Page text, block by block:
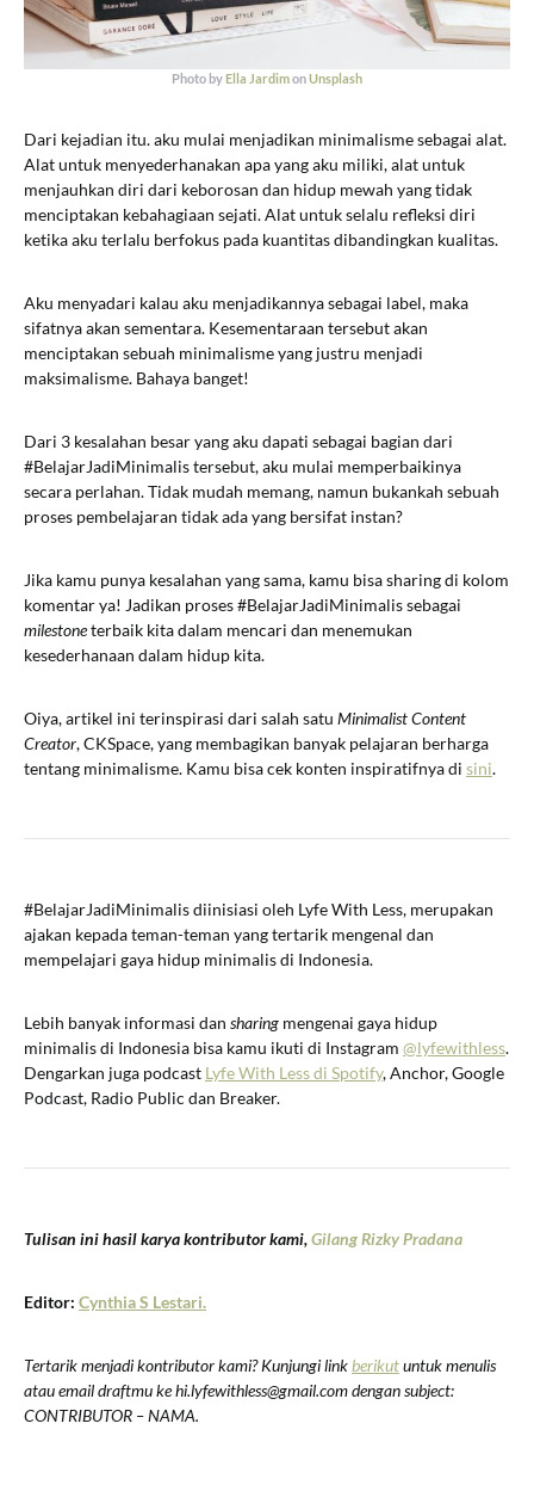
Photo byElla JardimonUnsplash
Dari kejadian itu. aku mulai menjadikan minimalisme sebagai alat.
Alat untuk menyederhanakan apa yang aku miliki, alat untuk
menjauhkan diri dari keborosan dan hidup mewah yang tidak
menciptakan kebahagiaan sejati. Alat untuk selalu refleksi diri
ketika aku terlalu berfokus pada kuantitas dibandingkan kualitas.
Aku menyadari kalau aku menjadikannya sebagai label, maka
sifatnya akan sementara. Kesementaraan tersebut akan
menciptakan sebuah minimalisme yang justru menjadi
maksimalisme. Bahaya banget!
Dari 3 kesalahan besar yang aku dapati sebagai bagian dari
#BelajarJadiMinimalis tersebut, aku mulai memperbaikinya
secara perlahan. Tidak mudah memang, namun bukankah sebuah
proses pembelajaran tidak ada yang bersifat instan?
Jika kamu punya kesalahan yang sama, kamu bisa sharing di kolom
komentar ya! Jadikan proses #BelajarJadiMinimalis sebagai
milestoneterbaik kita dalam mencari dan menemukan
kesederhanaan dalam hidup kita.
Oiya, artikel ini terinspirasi dari salah satu Minimalist Content
Creator, CKSpace, yang membagikan banyak pelajaran berharga
tentang minimalisme. Kamu bisa cek konten inspiratifnya di sini.
#BelajarJadiMinimalis diinisiasi oleh Lyfe With Less, merupakan
ajakan kepada teman-teman yang tertarik mengenal dan
mempelajari gaya hidup minimalis di Indonesia.
Lebih banyak informasi dan sharing mengenai gaya hidup
minimalis di Indonesia bisa kamu ikuti di Instagram @lyfewithless.
Dengarkan juga podcast Lyfe With Less di Spotify, Anchor, Google
Podcast, Radio Public dan Breaker.
Tulisan ini hasil karya kontributor kami,Gilang Rizky Pradana
Editor: Cynthia S Lestari.
Tertarik menjadi kontributor kami? Kunjungi linkberikutuntuk menulis
atau email draftmu ke hi.lyfewithless@gmail.com dengan subject:
CONTRIBUTOR – NAMA.